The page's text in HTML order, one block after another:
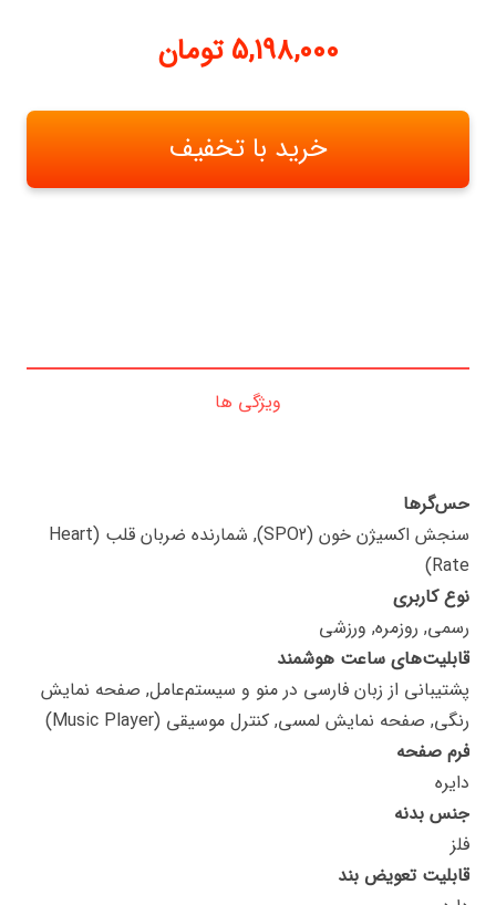
5,198,000 تومان
خرید با تخفیف
ویژگی ها
حس‌گرها
سنجش اکسیژن خون (SPO2), شمارنده ضربان قلب (Heart
Rate)
نوع کاربری
رسمی, روزمره, ورزشی
قابلیت‌های ساعت هوشمند
پشتیبانی از زبان فارسی در منو و سیستم‌عامل, صفحه نمایش
رنگی, صفحه نمایش لمسی, کنترل موسیقی (Music Player)
فرم صفحه
دایره
جنس بدنه
فلز
قابلیت تعویض بند